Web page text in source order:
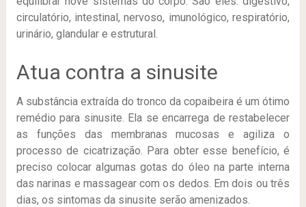
circulatório, intestinal, nervoso, imunológico, respiratório,
urinário, glandular e estrutural.
Atua contra a sinusite
A substância extraída do tronco da copaibeira é um ótimo
remédio para sinusite. Ela se encarrega de restabelecer
as funções das membranas mucosas e agiliza o
processo de cicatrização. Para obter esse benefício, é
preciso colocar algumas gotas do óleo na parte interna
das narinas e massagear com os dedos. Em dois ou três
dias, os sintomas da sinusite serão amenizados.